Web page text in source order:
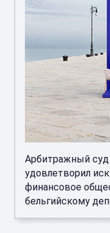
Арбитражный
удовлетворил
финансовое
бельгийскому